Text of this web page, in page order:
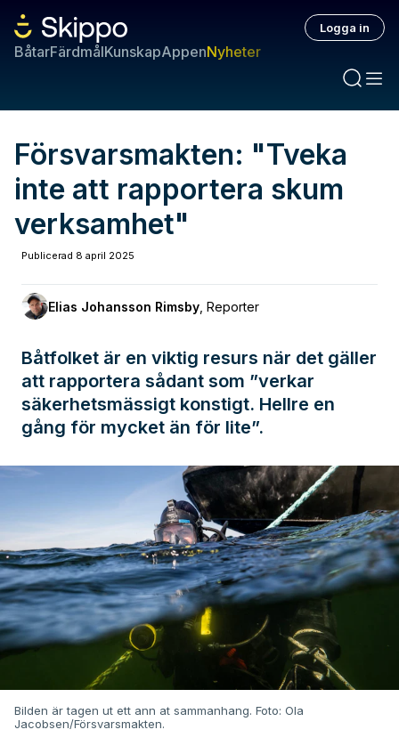
BåtarFärdmålKunskapAppenNyheter
Logga in
Försvarsmakten: "Tveka
inte att rapportera skum
verksamhet"
Publicerad 8 april 2025
Elias Johansson Rimsby Reporter
Båtfolket är en viktig resurs när det gäller
att rapportera sådant som ”verkar
säkerhetsmässigt konstigt. Hellre en
gång för mycket än för lite”.
Bilden är tagen ut ett ann at sammanhang. Foto: Ola
Jacobsen/Försvarsmakten.